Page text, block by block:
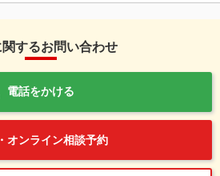
するお問い合わせ
電話をかける
オンライン相談予約